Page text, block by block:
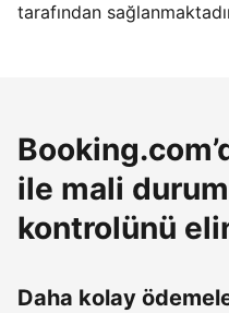
tarafından
ile mali
kontrolünü
Daha kolay